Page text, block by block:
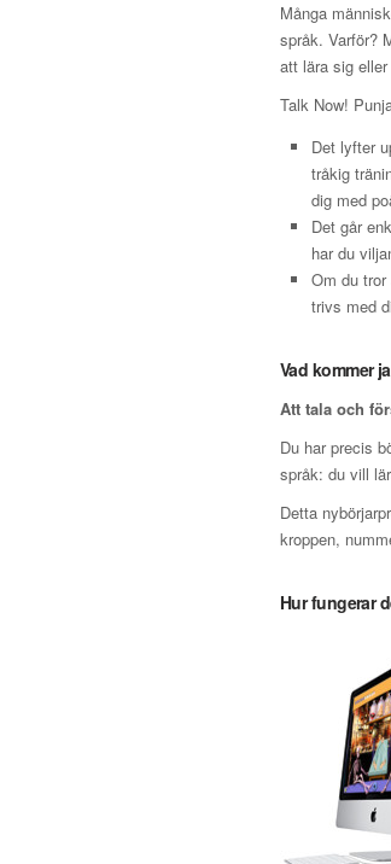
Många
språk. Varför?
att lära sig
Talk Now!
Det lyfter
tråkig
dig med
Det går
har du
Om du
trivs med
Vad kommer
Att tala och
Du har precis
språk: du vill
Detta
kroppen,
Hur fungerar